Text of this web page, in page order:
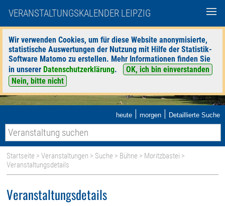
VERANSTALTUNGSKALENDER LEIPZIG
Wir verwenden Cookies, um für diese Website anonymisierte,
statistische Auswertungen der Nutzung mit Hilfe der Statistik-
Software Matomo zu erstellen. Mehr Informationen finden Sie
in unserer Datenschutzerklärung.
OK, ich bin einverstanden
Nein, bitte nicht
heute | morgen | Detaillierte Suche
Startseite >Veranstaltungen > Suche > Bühne > Moritzbastei >
Veranstaltungsdetails
Veranstaltungsdetails